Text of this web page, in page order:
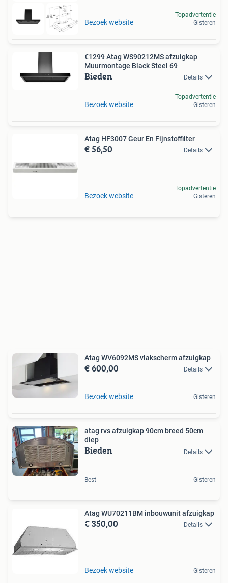
Bezoek website
Topadvertentie
Gisteren
€1299 Atag WS90212MS afzuigkap
Muurmontage Black Steel 69
Bieden Details
Bezoek website
Topadvertentie
Gisteren
Atag HF3007 Geur En Fijnstoffilter
€ 56,50 Details
Bezoek website
Topadvertentie
Gisteren
Atag WV6092MS vlakscherm afzuigkap
€ 600,00 Details
Bezoek website Gisteren
atag rvs afzuigkap 90cm breed 50cm
diep
Bieden Details
Best Gisteren
Atag WU70211BM inbouwunit afzuigkap
€ 350,00 Details
Bezoek website Gisteren